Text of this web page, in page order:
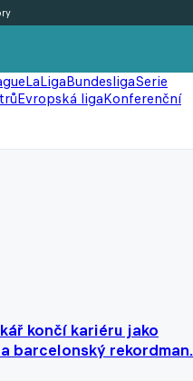
LaLigaBundesligaSerie
Evropská ligaKonferenční
končí kariéru jako
barcelonský rekordman.